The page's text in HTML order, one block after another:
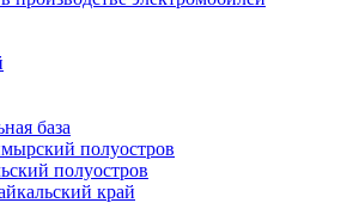
база
полуостров
полуостров
край